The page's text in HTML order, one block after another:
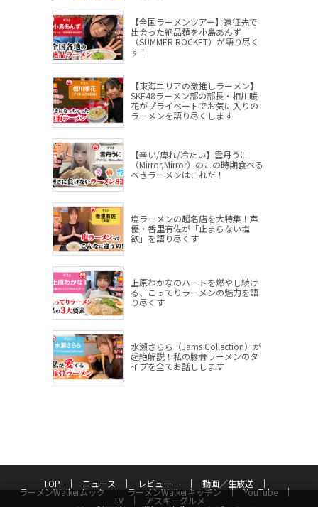
【全国ラーメンツアー】遠征先で
出会った絶品麺を小島あんず
（SUMMER ROCKET）が語り尽く
す！
【東海エリアの激推しラーメン】
SKE48ラーメン部の部長・相川暖
花がプライベートでお気に入りの
ラーメンを語り尽くします
【辛い/痺れ/冷たい】雲丹うに
（Mirror,Mirror）のこの時期食べる
べきラーメンはこれだ！
塩ラーメンの超名店を大特集！声
優・香里有佐が「止まらない塩
欲」を語り尽くす
上原わかなのハートを燃やし続け
る、こってりラーメンの魅力を語
り尽くす
水瀬さらら（Jams Collection）が
超絶解説！私の豚骨ラーメンのタ
イプを全てお話しします
TOP ニュース レビュー 動画／生放送
ラーメンWalkerムック ラーメンWalkerキッチン YouTube
TV アスキーグルメ